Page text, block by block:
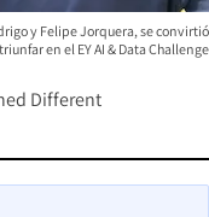
y Felipe Jorquera, se convirtió
en el EY AI & Data Challenge
Different